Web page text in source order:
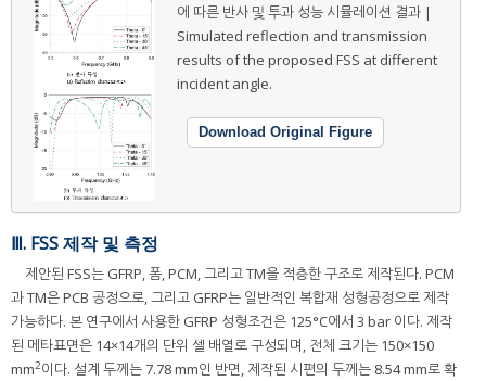
에 따른 반사 및 투과 성능 시뮬레이션 결과 |
Simulated reflection and transmission
results of the proposed FSS at different
incident angle.
Download Original Figure
Ⅲ. FSS 제작 및 측정
제안된 FSS는 GFRP, 폼, PCM, 그리고 TM을 적층한 구조로 제작된다. PCM
과 TM은 PCB 공정으로, 그리고 GFRP는 일반적인 복합재 성형공정으로 제작
가능하다. 본 연구에서 사용한 GFRP 성형조건은 125°C에서 3 bar 이다. 제작
된 메타표면은 14×14개의 단위 셀 배열로 구성되며, 전체 크기는 150×150
mm2이다. 설계 두께는 7.78 mm인 반면, 제작된 시편의 두께는 8.54 mm로 확